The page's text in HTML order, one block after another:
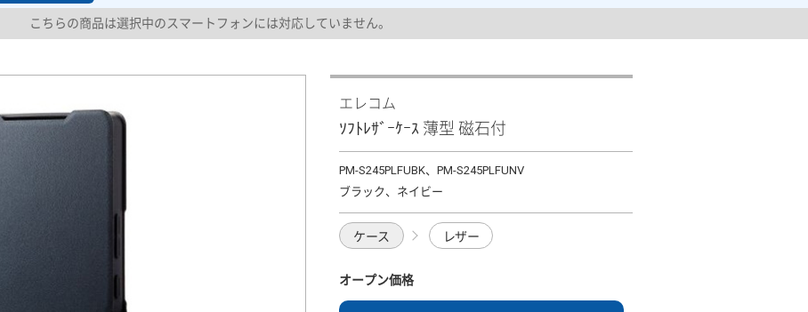
こちらの商品は選択中のスマートフォンには対応していません。
エレコム
ｿﾌﾄﾚｻﾞｰｹｰｽ 薄型 磁石付
PM-S245PLFUBK、PM-S245PLFUNV
ブラック、ネイビー
ケース レザー
オープン価格